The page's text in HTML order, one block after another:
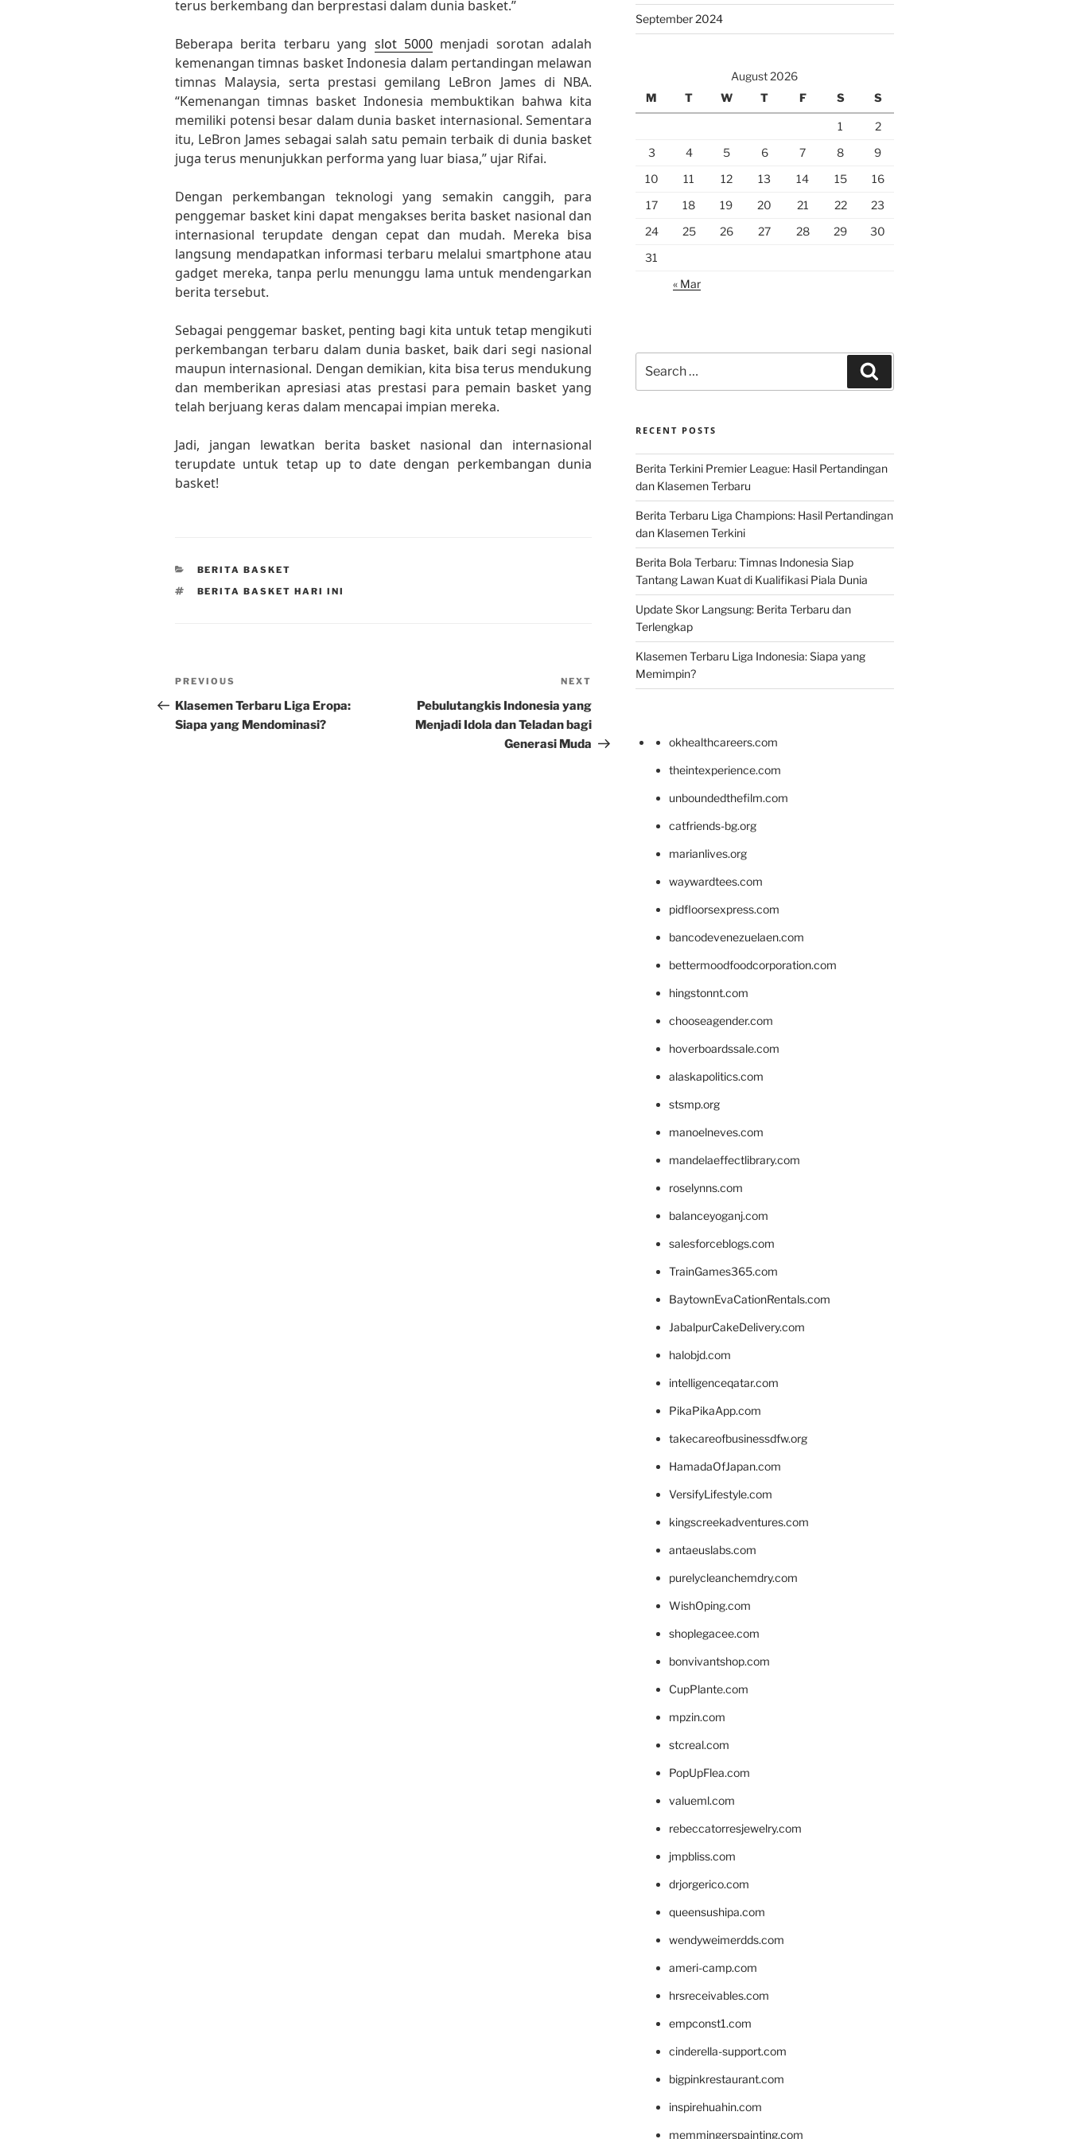
terus berkembang dan berprestasi dalam dunia basket.”
Beberapa berita terbaru yang slot 5000 menjadi sorotan adalah
kemenangan timnas basket Indonesia dalam pertandingan melawan
timnas Malaysia, serta prestasi gemilang LeBron James di NBA.
“Kemenangan timnas basket Indonesia membuktikan bahwa kita
memiliki potensi besar dalam dunia basket internasional. Sementara
itu, LeBron James sebagai salah satu pemain terbaik di dunia basket
juga terus menunjukkan performa yang luar biasa,” ujar Rifai.
Dengan perkembangan teknologi yang semakin canggih, para
penggemar basket kini dapat mengakses berita basket nasional dan
internasional terupdate dengan cepat dan mudah. Mereka bisa
langsung mendapatkan informasi terbaru melalui smartphone atau
gadget mereka, tanpa perlu menunggu lama untuk mendengarkan
berita tersebut.
Sebagai penggemar basket, penting bagi kita untuk tetap mengikuti
perkembangan terbaru dalam dunia basket, baik dari segi nasional
maupun internasional. Dengan demikian, kita bisa terus mendukung
dan memberikan apresiasi atas prestasi para pemain basket yang
telah berjuang keras dalam mencapai impian mereka.
Jadi, jangan lewatkan berita basket nasional dan internasional
terupdate untuk tetap up to date dengan perkembangan dunia
basket!
CATEGORIES
BERITA BASKET
TAGS
BERITA BASKET HARI INI
Post
navigation
Previous
Post
PREVIOUS
Klasemen Terbaru Liga Eropa:
Siapa yang Mendominasi?
Post
NEXT
Pebulutangkis Indonesia yang
Menjadi Idola dan Teladan bagi
Generasi Muda
September 2024
August 2026
M
T W T F S S
1
2
3
4 5 6 7 8
9
10
11 12 13 14 15
16
17
18 19 20 21 22
23
24
25 26 27 28 29
30
31
« Mar
for:
RECENT POSTS
Berita Terkini Premier League: Hasil Pertandingan
dan Klasemen Terbaru
Berita Terbaru Liga Champions: Hasil Pertandingan
dan Klasemen Terkini
Berita Bola Terbaru: Timnas Indonesia Siap
Tantang Lawan Kuat di Kualifikasi Piala Dunia
Update Skor Langsung: Berita Terbaru dan
Terlengkap
Klasemen Terbaru Liga Indonesia: Siapa yang
Memimpin?
okhealthcareers.com
theintexperience.com
unboundedthefilm.com
catfriends-bg.org
marianlives.org
waywardtees.com
pidfloorsexpress.com
bancodevenezuelaen.com
bettermoodfoodcorporation.com
hingstonnt.com
chooseagender.com
hoverboardssale.com
alaskapolitics.com
stsmp.org
manoelneves.com
mandelaeffectlibrary.com
roselynns.com
balanceyoganj.com
salesforceblogs.com
TrainGames365.com
BaytownEvaCationRentals.com
JabalpurCakeDelivery.com
halobjd.com
intelligenceqatar.com
PikaPikaApp.com
takecareofbusinessdfw.org
HamadaOfJapan.com
VersifyLifestyle.com
kingscreekadventures.com
antaeuslabs.com
purelycleanchemdry.com
WishOping.com
shoplegacee.com
bonvivantshop.com
CupPlante.com
mpzin.com
stcreal.com
PopUpFlea.com
valueml.com
rebeccatorresjewelry.com
jmpbliss.com
drjorgerico.com
queensushipa.com
wendyweimerdds.com
ameri-camp.com
hrsreceivables.com
empconst1.com
cinderella-support.com
bigpinkrestaurant.com
inspirehuahin.com
memmingerspainting.com